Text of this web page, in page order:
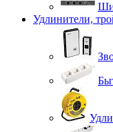
Удлинители,